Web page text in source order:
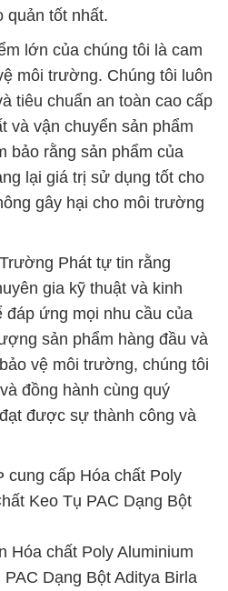
vận chuyển sản phẩm
rằng sản phẩm của
lại giá trị sử dụng tốt cho
gây hại cho môi trường
Phát tự tin rằng
gia kỹ thuật và kinh
đáp ứng mọi nhu cầu của
sản phẩm hàng đầu và
vệ môi trường, chúng tôi
đồng hành cùng quý
được sự thành công và
cung cấp Hóa chất Poly
Keo Tụ PAC Dạng Bột
chất Poly Aluminium
Dạng Bột Aditya Birla
thương mại Hóa chất Poly
Keo Tụ PAC Dạng Bột